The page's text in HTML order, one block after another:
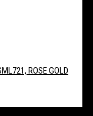
ROSE GOLD